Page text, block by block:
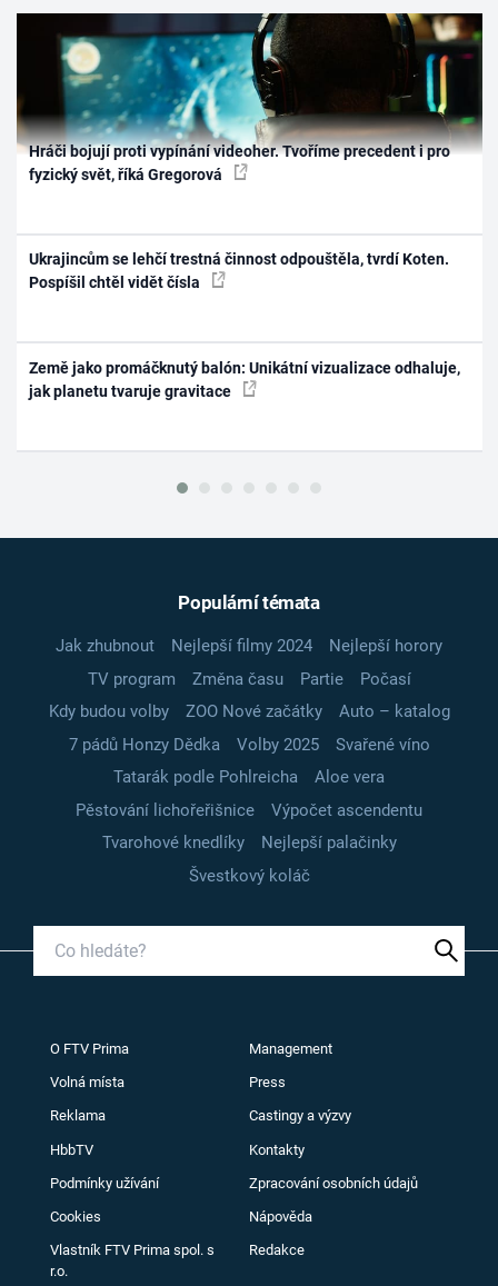
Hráči bojují proti vypínání videoher. Tvoříme precedent i pro
fyzický svět, říká Gregorová
Ukrajincům se lehčí trestná činnost odpouštěla, tvrdí Koten.
Pospíšil chtěl vidět čísla
Země jako promáčknutý balón: Unikátní vizualizace odhaluje,
jak planetu tvaruje gravitace
Populární témata
Jak zhubnout Nejlepší filmy 2024
Nejlepší horory
TV program
Změna času Partie
Počasí
Kdy budou volby
ZOO Nové začátky
Auto – katalog
7 pádů Honzy Dědka
Volby 2025
Svařené víno
Tatarák podle Pohlreicha
Aloe vera
Pěstování lichořeřišnice
Výpočet ascendentu
Tvarohové knedlíky
Nejlepší palačinky
Švestkový koláč
O FTV Prima Management
Volná místa Press
Reklama Castingy a výzvy
HbbTV Kontakty
Podmínky užívání Zpracování osobních údajů
Cookies Nápověda
Vlastník FTV Prima spol. s
r.o.
Redakce